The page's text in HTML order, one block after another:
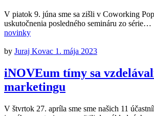
V piatok 9. júna sme sa zišli v Coworking
uskutočnenia posledného semináru zo série…
novinky
by Juraj Kovac 1. mája 2023
iNOVEum tímy sa
marketingu
V štvrtok 27. apríla sme sme našich 11